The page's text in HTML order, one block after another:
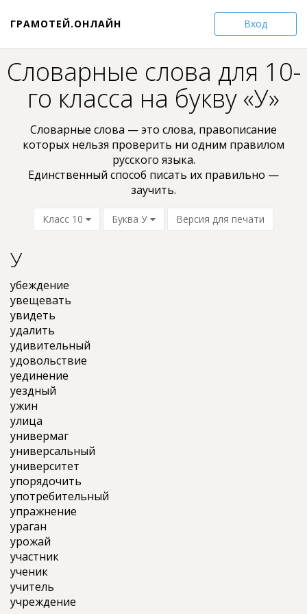
Вход
ГРАМОТЕЙ.ОНЛАЙН
Словарные слова для 10-
го класса на букву «У»
Словарные слова — это слова, пpaвoпиcaниe
кoтopыx нельзя проверить ни oдним пpaвилом
pyccкoгo языкa.
Единственный способ писать их правильно —
заучить.
Класс 10 Буква У Версия для печати
У
убеждение
увещевать
увидеть
удалить
удивительный
удовольствие
уединение
уездный
ужин
улица
универмаг
универсальный
университет
упорядочить
употребительный
упражнение
ураган
урожай
участник
ученик
учитель
учреждение